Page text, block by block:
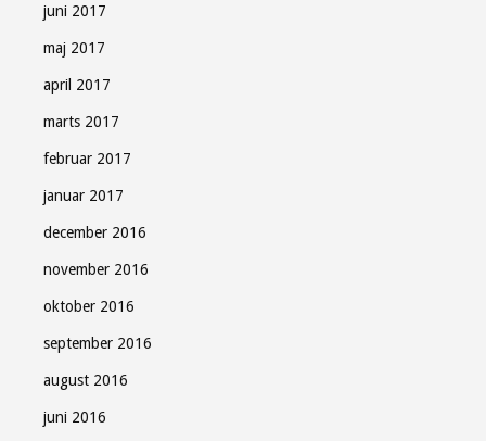
juni 2017
maj 2017
april 2017
marts 2017
februar 2017
januar 2017
december 2016
november 2016
oktober 2016
september 2016
august 2016
juni 2016